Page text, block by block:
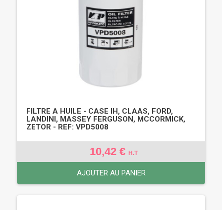
FILTRE A HUILE - CASE IH, CLAAS, FORD,
LANDINI, MASSEY FERGUSON, MCCORMICK,
ZETOR - REF: VPD5008
10,42 € H.T
AJOUTER AU PANIER